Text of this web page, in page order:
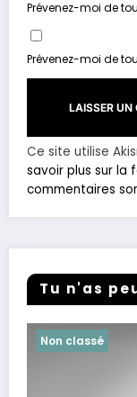
Prévenez-moi de
Prévenez-moi de
Ce site utilise
savoir plus sur la
commentaires
Tu n'as
Non classé